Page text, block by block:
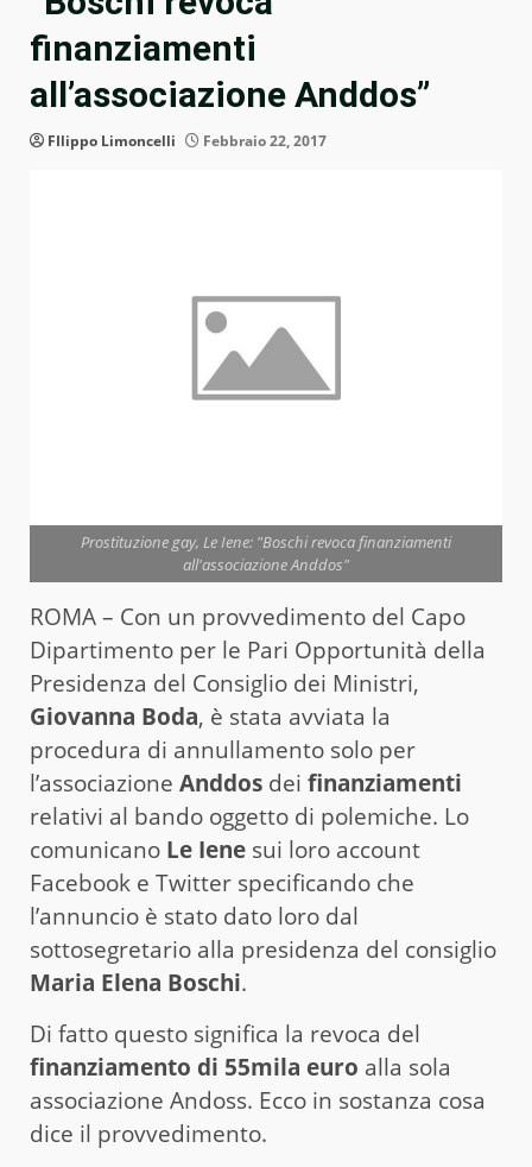
finanziamenti
all’associazione Anddos”
FIlippo Limoncelli Febbraio 22, 2017
Prostituzione gay, Le Iene: "Boschi revoca finanziamenti
all'associazione Anddos"
ROMA – Con un provvedimento del Capo
Dipartimento per le Pari Opportunità della
Presidenza del Consiglio dei Ministri,
Giovanna Boda, è stata avviata la
procedura di annullamento solo per
l’associazione Anddos dei finanziamenti
relativi al bando oggetto di polemiche. Lo
comunicano Le Iene sui loro account
Facebook e Twitter specificando che
l’annuncio è stato dato loro dal
sottosegretario alla presidenza del consiglio
Maria Elena Boschi.
Di fatto questo significa la revoca del
finanziamento di 55mila euro alla sola
associazione Andoss. Ecco in sostanza cosa
dice il provvedimento.